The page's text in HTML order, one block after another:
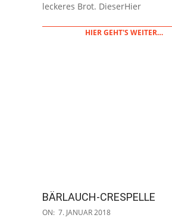
leckeres Brot. DieserHier
HIER GEHT'S WEITER…
BÄRLAUCH-CRESPELLE
2018-
ON: 7. JANUAR 2018